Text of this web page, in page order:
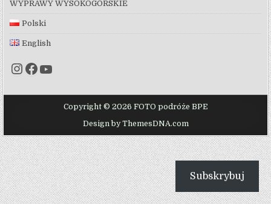
WYPRAWY WYSOKOGÓRSKIE
Polski
English
Instagram
Facebook
YouTube
Copyright © 2026 FOTO podróże BPE
Design by ThemesDNA.com
Subskrybuj